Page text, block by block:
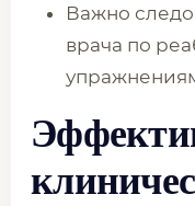
Важно
врача по